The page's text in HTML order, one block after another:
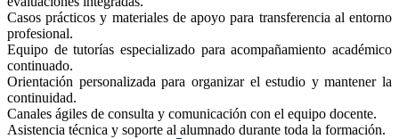
Casos prácticos y materiales de apoyo para transferencia al entorno
profesional.
Equipo de tutorías especializado para acompañamiento académico
continuado.
Orientación personalizada para organizar el estudio y mantener la
continuidad.
Canales ágiles de consulta y comunicación con el equipo docente.
Asistencia técnica y soporte al alumnado durante toda la formación.